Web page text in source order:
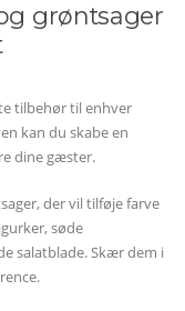
grøntsager
tilbehør til enhver
kan du skabe en
dine gæster.
der vil tilføje farve
søde
salatblade. Skær dem i